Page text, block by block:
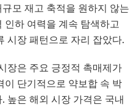
모 재고 축적을 원하지 않는
인하 여력을 계속 탐색하고
시장 패턴으로 자리 잡았다.
장은 주요 긍정적 촉매제가
이 단기적으로 약보합 속 박
높은 해외 시장 가격은 국내